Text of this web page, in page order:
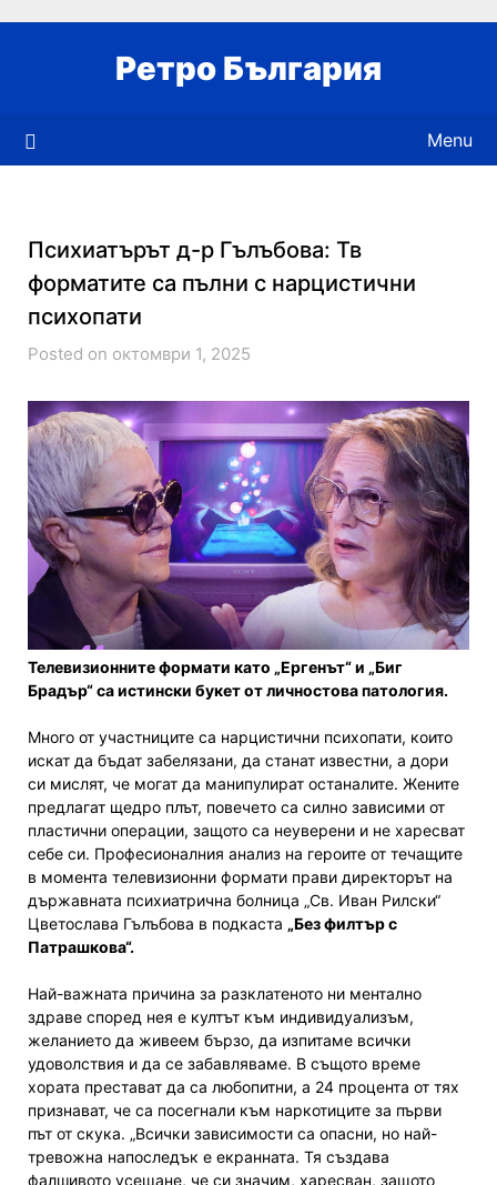
Ретро България
Menu
Психиатърът д-р Гълъбова: Тв
форматите са пълни с нарцистични
психопати
Posted on октомври 1, 2025
Телевизионните формати като „Ергенът“ и „Биг
Брадър“ са истински букет от личностова патология.
Много от участниците са нарцистични психопати, които
искат да бъдат забелязани, да станат известни, а дори
си мислят, че могат да манипулират останалите. Жените
предлагат щедро плът, повечето са силно зависими от
пластични операции, защото са неуверени и не харесват
себе си. Професионалния анализ на героите от течащите
в момента телевизионни формати прави директорът на
държавната психиатрична болница „Св. Иван Рилски“
Цветослава Гълъбова в подкаста „Без филтър с
Патрашкова“.
Най-важната причина за разклатеното ни ментално
здраве според нея е култът към индивидуализъм,
желанието да живеем бързо, да изпитаме всички
удоволствия и да се забавляваме. В същото време
хората престават да са любопитни, а 24 процента от тях
признават, че са посегнали към наркотиците за първи
път от скука. „Всички зависимости са опасни, но най-
тревожна напоследък е екранната. Тя създава
фалшивото усещане, че си значим, харесван, защото